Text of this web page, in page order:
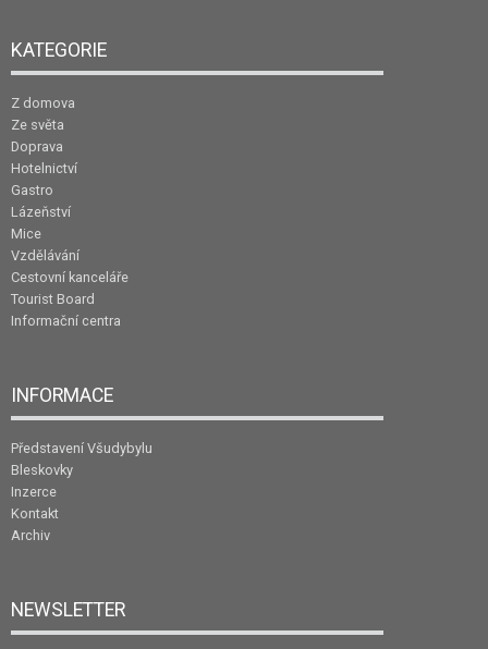
KATEGORIE
Z domova
Ze světa
Doprava
Hotelnictví
Gastro
Lázeňství
Mice
Vzdělávání
Cestovní kanceláře
Tourist Board
Informační centra
INFORMACE
Představení Všudybylu
Bleskovky
Inzerce
Kontakt
Archiv
NEWSLETTER